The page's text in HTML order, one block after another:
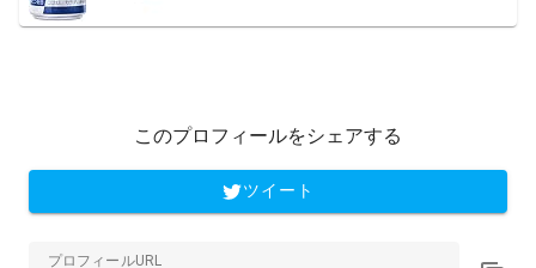
このプロフィールをシェアする
ツイート
プロフィールURL